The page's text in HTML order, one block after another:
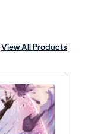
View All Products